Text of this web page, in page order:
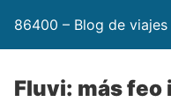
86400 – Blog de viajes
Fluvi: más feo